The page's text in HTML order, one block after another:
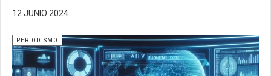
12 JUNIO 2024
PERIODISMO